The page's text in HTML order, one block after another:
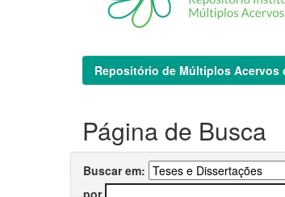
Repositório de Múltiplos Acervos
Página de Busca
Buscar em: